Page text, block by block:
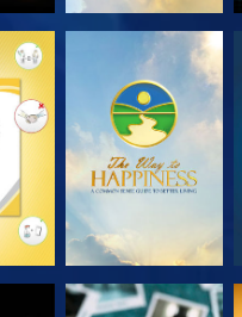
観る